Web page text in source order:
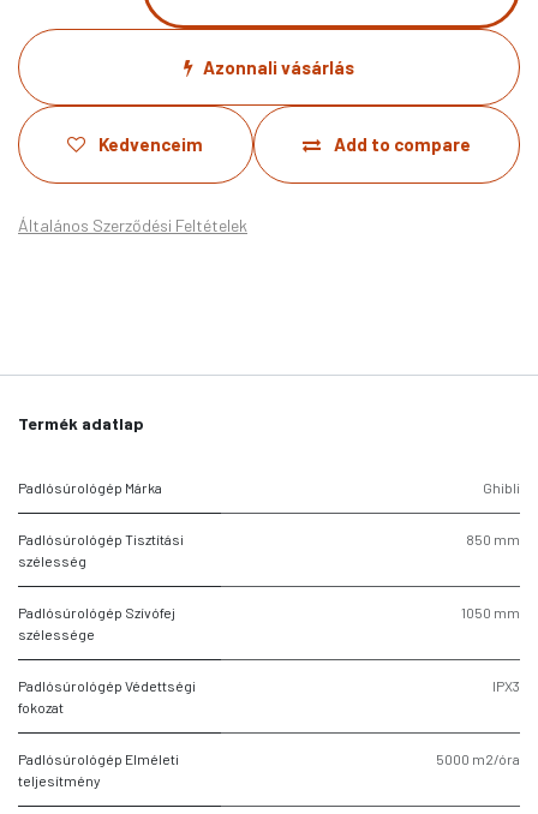
Azonnali vásárlás
Add to compare
Kedvenceim
Általános Szerződési Feltételek
Termék adatlap
Padlósúrológép Márka Ghibli
Padlósúrológép Tisztítási
szélesség
850 mm
Padlósúrológép Szívófej
szélessége
1050 mm
Padlósúrológép Védettségi
fokozat
IPX3
Padlósúrológép Elméleti
teljesítmény
5000 m2/óra